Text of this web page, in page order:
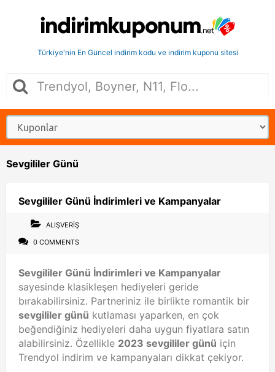
Türkiye'nin En Güncel indirim kodu ve indirim kuponu sitesi
Sevgililer Günü
Sevgililer Günü İndirimleri ve Kampanyalar
ALIŞVERIŞ
0 COMMENTS
Sevgililer Günü İndirimleri ve Kampanyalar
sayesinde klasikleşen hediyeleri geride
bırakabilirsiniz. Partneriniz ile birlikte romantik bir
sevgililer günü kutlaması yaparken, en çok
beğendiğiniz hediyeleri daha uygun fiyatlara satın
alabilirsiniz. Özellikle 2023 sevgililer günü için
Trendyol indirim ve kampanyaları dikkat çekiyor.